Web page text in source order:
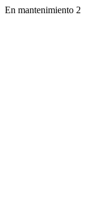
En mantenimiento 2